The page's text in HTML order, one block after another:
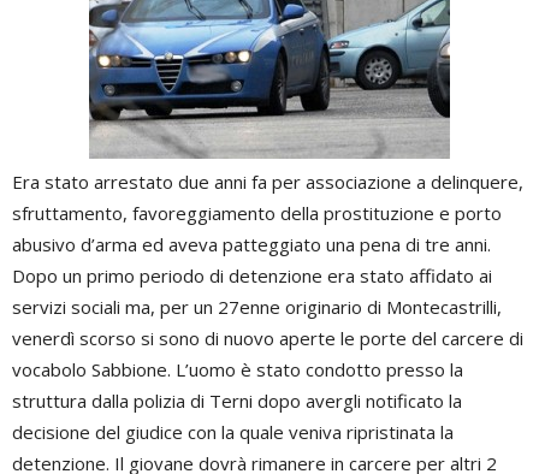
Era stato arrestato due anni fa per associazione a delinquere,
sfruttamento, favoreggiamento della prostituzione e porto
abusivo d’arma ed aveva patteggiato una pena di tre anni.
Dopo un primo periodo di detenzione era stato affidato ai
servizi sociali ma, per un 27enne originario di Montecastrilli,
venerdì scorso si sono di nuovo aperte le porte del carcere di
vocabolo Sabbione. L’uomo è stato condotto presso la
struttura dalla polizia di Terni dopo avergli notificato la
decisione del giudice con la quale veniva ripristinata la
detenzione. Il giovane dovrà rimanere in carcere per altri 2